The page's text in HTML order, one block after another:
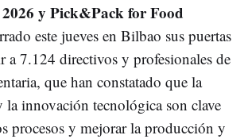
y Pick&Pack for Food
este jueves en Bilbao sus puertas
a 7.124 directivos y profesionales de
que han constatado que la
la innovación tecnológica son clave
procesos y mejorar la producción y